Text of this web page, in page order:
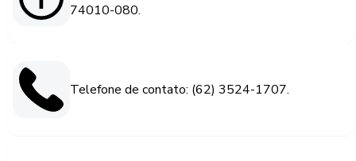
74010-080.
Telefone de contato: (62) 3524-1707.